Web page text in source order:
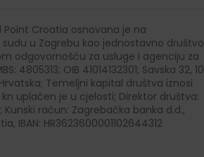
Point Croatia osnovana je na
u Zagrebu kao jednostavno društvo
odgovornošću za usluge i agenciju za
4805313; OIB 41014132301; Savska 32, 10
Temeljni kapital društva iznosi
kn uplaćen je u cjelosti; Direktor društva:
Kunski račun: Zagrebačka banka d.d.,
IBAN: HR3623600001102644312